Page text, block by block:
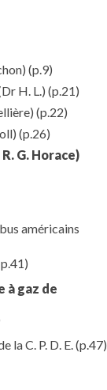
(p.9)
H. L.) (p.21)
(p.22)
(p.26)
G. Horace)
américains
à gaz de
la C. P. D. E.(p.47)